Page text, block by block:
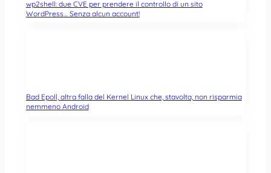
wp2shell: due CVE per prendere il controllo di un sito
WordPress… Senza alcun account!
Bad Epoll, altra falla del Kernel Linux che, stavolta, non risparmia
nemmeno Android